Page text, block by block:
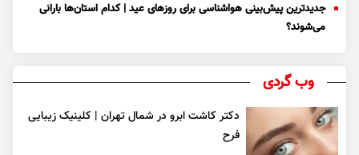
جدیدترین پیش‌بینی هواشناسی برای روزهای عید | کدام استان‌ها بارانی
می‌شوند؟
وب گردی
دکتر کاشت ابرو در شمال تهران | کلینیک زیبایی
فرح